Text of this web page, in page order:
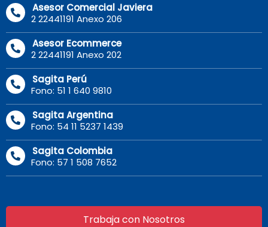
Asesor Comercial Javiera
2 22441191 Anexo 206
Asesor Ecommerce
2 22441191 Anexo 202
Sagita Perú
Fono: 51 1 640 9810
Sagita Argentina
Fono: 54 11 5237 1439
Sagita Colombia
Fono: 57 1 508 7652
Trabaja con Nosotros